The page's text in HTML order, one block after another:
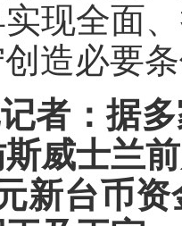
现全面
造必要
者：据
威士兰
新台币